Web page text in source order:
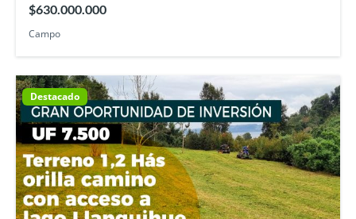
$630.000.000
Campo
Destacado